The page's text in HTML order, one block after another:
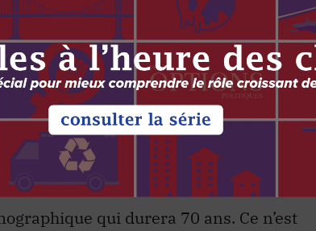
et les infrastructures
dotée de pouvoirs et d’un
sa défaite lors de la Première Guerre
de Vienne, soudainement
mini-république de six millions
qui durera 70 ans. Ce n’est